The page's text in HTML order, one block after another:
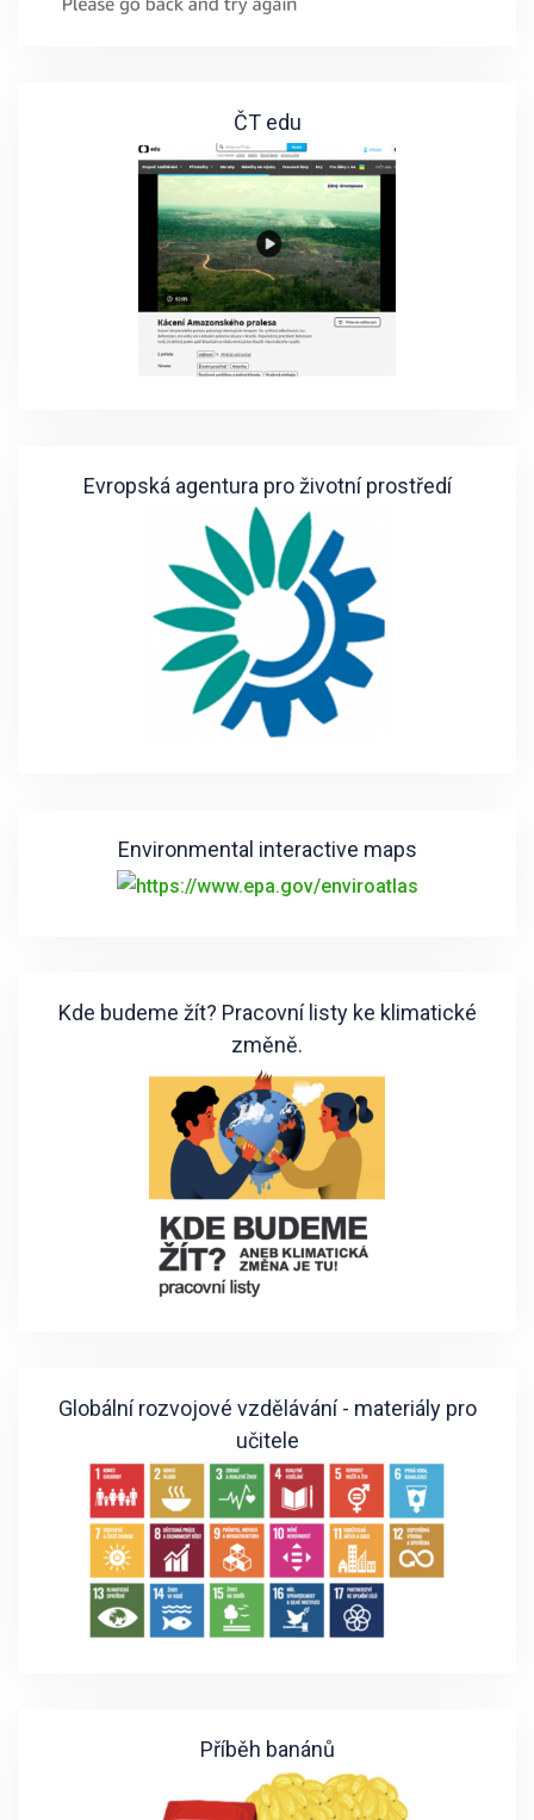
ČT edu
Evropská agentura pro životní prostředí
Environmental interactive maps
Kde budeme žít? Pracovní listy ke klimatické
změně.
Globální rozvojové vzdělávání - materiály pro
učitele
Příběh banánů